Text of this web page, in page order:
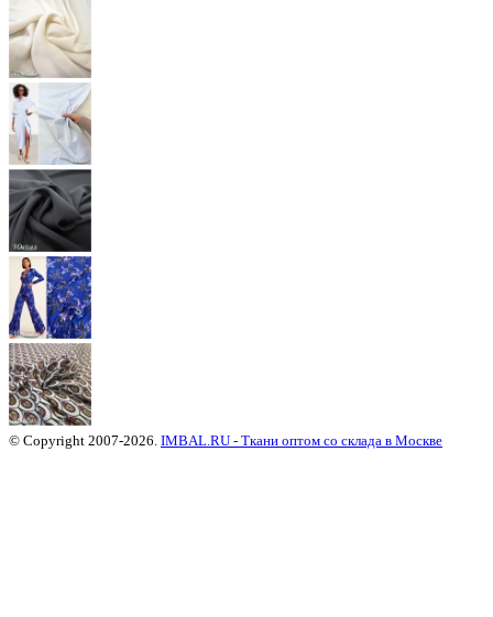
© Copyright 2007-2026. IMBAL.RU - Ткани оптом со склада в Москве